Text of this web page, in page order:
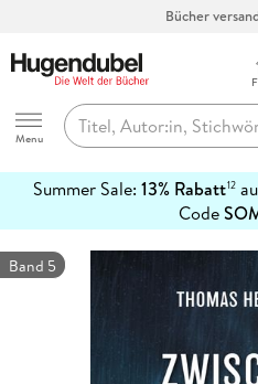
Bücher
Abholung in
Hugendubel
Menu
Summer Sale: 13% Rabatt12
Code
erfahren
Band 5